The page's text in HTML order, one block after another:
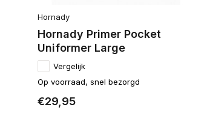
Hornady
Hornady Primer Pocket
Uniformer Large
Vergelijk
Op voorraad, snel bezorgd
€29,95